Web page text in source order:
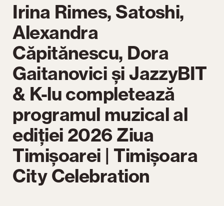
Irina Rimes, Satoshi,
Alexandra
Căpitănescu, Dora
Gaitanovici și JazzyBIT
& K-lu completează
programul muzical al
ediției 2026 Ziua
Timișoarei | Timișoara
City Celebration